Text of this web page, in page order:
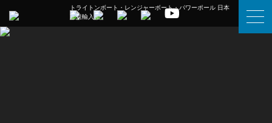
トライトンボート・レンジャーボート・パワーポール 日本
正規輸入元